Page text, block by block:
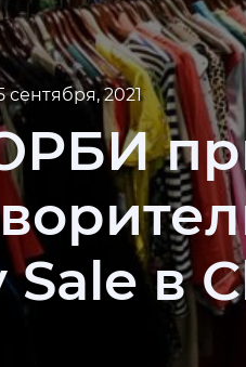
сентября, 2021
Sale в